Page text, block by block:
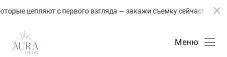
цепляют с первого взгляда — закажи съемку сейчас!
Меню